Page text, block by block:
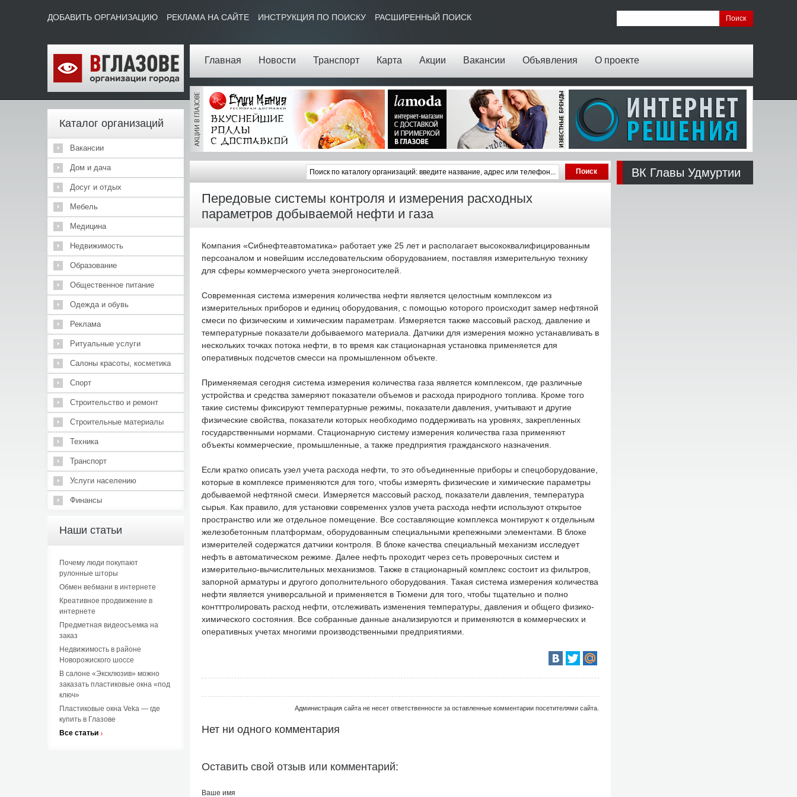
Главная Новости Транспорт Карта Акции Вакансии Объявления О проекте
ДОБАВИТЬ ОРГАНИЗАЦИЮ РЕКЛАМА НА САЙТЕ ИНСТРУКЦИЯ ПО ПОИСКУ РАСШИРЕННЫЙ ПОИСК
Каталог организаций
Вакансии
Дом и дача
Досуг и отдых
Мебель
Медицина
Недвижимость
Образование
Общественное питание
Одежда и обувь
Реклама
Ритуальные услуги
Салоны красоты, косметика
Спорт
Строительство и ремонт
Строительные материалы
Техника
Транспорт
Услуги населению
Финансы
Наши статьи
Почему люди покупают
рулонные шторы
Обмен вебмани в интернете
Креативное продвижение в
интернете
Предметная видеосъемка на
заказ
Недвижимость в районе
Новорожиского шоссе
В салоне «Эксклюзив» можно
заказать пластиковые окна «под
ключ»
Пластиковые окна Veka — где
купить в Глазове
Все статьи
Передовые системы контроля и измерения расходных
параметров добываемой нефти и газа
Компания «Сибнефтеавтоматика» работает уже 25 лет и располагает высококвалифицированным
персоаналом и новейшим исследовательским оборудованием, поставляя измерительную технику
для сферы коммерческого учета энергоносителей.
Современная система измерения количества нефти является целостным комплексом из
измерительных приборов и единиц оборудования, с помощью которого происходит замер нефтяной
смеси по физическим и химическим параметрам. Измеряется также массовый расход, давление и
температурные показатели добываемого материала. Датчики для измерения можно устанавливать в
нескольких точках потока нефти, в то время как стационарная установка применяется для
оперативных подсчетов смесси на промышленном объекте.
Применяемая сегодня система измерения количества газа является комплексом, где различные
устройства и средства замеряют показатели объемов и расхода природного топлива. Кроме того
такие системы фиксируют температурные режимы, показатели давления, учитывают и другие
физические свойства, показатели которых необходимо поддерживать на уровнях, закрепленных
государственными нормами. Стационарную систему измерения количества газа применяют
объекты коммерческие, промышленные, а также предприятия гражданского назначения.
Если кратко описать узел учета расхода нефти, то это объединенные приборы и спецоборудование,
которые в комплексе применяются для того, чтобы измерять физические и химические параметры
добываемой нефтяной смеси. Измеряется массовый расход, показатели давления, температура
сырья. Как правило, для установки современнх узлов учета расхода нефти используют открытое
пространство или же отдельное помещение. Все составляющие комплекса монтируют к отдельным
железобетонным платформам, оборудованным специальными крепежными элементами. В блоке
измерителей содержатся датчики контроля. В блоке качества специальный механизм исследует
нефть в автоматическом режиме. Далее нефть проходит через сеть проверочных систем и
измерительно-вычислительных механизмов. Также в стационарный комплекс состоит из фильтров,
запорной арматуры и другого дополнительного оборудования. Такая система измерения количества
нефти является универсальной и применяется в Тюмени для того, чтобы тщательно и полно
контттролировать расход нефти, отслеживать изменения температуры, давления и общего физико-
химического состояния. Все собранные данные анализируются и применяются в коммерческих и
оперативных учетах многими производственными предприятиями.
Администрация сайта не несет ответственности за оставленные комментарии посетителями сайта.
Нет ни одного комментария
Оставить свой отзыв или комментарий:
Ваше имя
ВК Главы Удмуртии